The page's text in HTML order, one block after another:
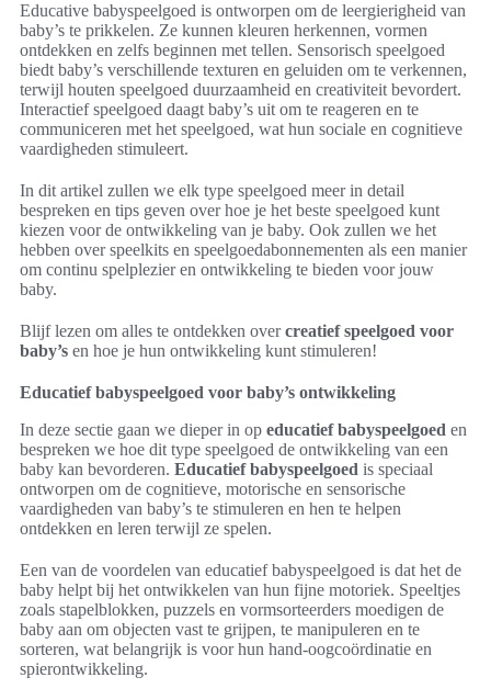
Educative babyspeelgoed is ontworpen om de leergierigheid van
baby’s te prikkelen. Ze kunnen kleuren herkennen, vormen
ontdekken en zelfs beginnen met tellen. Sensorisch speelgoed
biedt baby’s verschillende texturen en geluiden om te verkennen,
terwijl houten speelgoed duurzaamheid en creativiteit bevordert.
Interactief speelgoed daagt baby’s uit om te reageren en te
communiceren met het speelgoed, wat hun sociale en cognitieve
vaardigheden stimuleert.
In dit artikel zullen we elk type speelgoed meer in detail
bespreken en tips geven over hoe je het beste speelgoed kunt
kiezen voor de ontwikkeling van je baby. Ook zullen we het
hebben over speelkits en speelgoedabonnementen als een manier
om continu spelplezier en ontwikkeling te bieden voor jouw
baby.
Blijf lezen om alles te ontdekken overcreatief speelgoed voor
baby’s en hoe je hun ontwikkeling kunt stimuleren!
Educatief babyspeelgoed voor baby’s ontwikkeling
In deze sectie gaan we dieper in op educatief babyspeelgoed en
bespreken we hoe dit type speelgoed de ontwikkeling van een
baby kan bevorderen. Educatief babyspeelgoed is speciaal
ontworpen om de cognitieve, motorische en sensorische
vaardigheden van baby’s te stimuleren en hen te helpen
ontdekken en leren terwijl ze spelen.
Een van de voordelen van educatief babyspeelgoed is dat het de
baby helpt bij het ontwikkelen van hun fijne motoriek. Speeltjes
zoals stapelblokken, puzzels en vormsorteerders moedigen de
baby aan om objecten vast te grijpen, te manipuleren en te
sorteren, wat belangrijk is voor hun hand-oogcoördinatie en
spierontwikkeling.